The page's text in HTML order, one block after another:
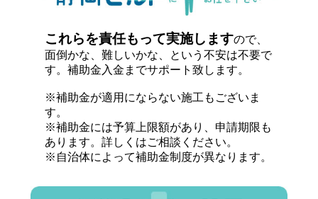
これらを責任もって実施しますので、
面倒かな、難しいかな、という不安は不要で
す。補助金入金までサポート致します。
※補助金が適用にならない施工もございま
す。
※補助金には予算上限額があり、申請期限も
あります。詳しくはご相談ください。
※自治体によって補助金制度が異なります。